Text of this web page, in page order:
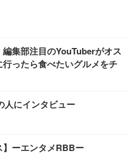
編集部注目のYouTuberがオス
ったら食べたいグルメをチ
人にインタビュー
】ーエンタメRBBー